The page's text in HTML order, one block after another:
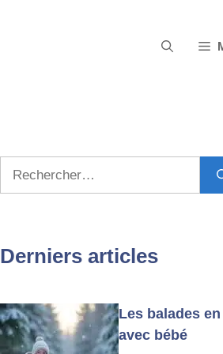
Derniers articles
Les balades
avec bébé